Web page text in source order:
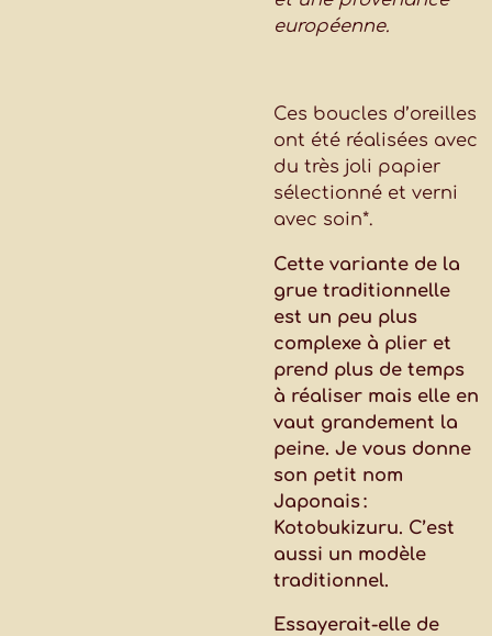
européenne.
Ces boucles d’oreilles
ont été réalisées avec
du très joli papier
sélectionné et verni
avec soin*.
Cette variante de la
grue traditionnelle
est un peu plus
complexe à plier et
prend plus de temps
à réaliser mais elle en
vaut grandement la
peine. Je vous donne
son petit nom
Japonais :
Kotobukizuru. C’est
aussi un modèle
traditionnel.
Essayerait-elle de